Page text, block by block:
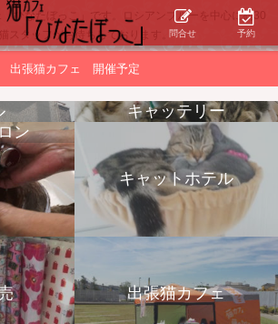
「ひなたぼっこ」です。ロシアンブルーを中心に約30
スタッフがお待ちしております。
出張猫カフェ 開催予定
キャッテリー
ン
キャットホテル
出張猫カフェ
問合せ 予約